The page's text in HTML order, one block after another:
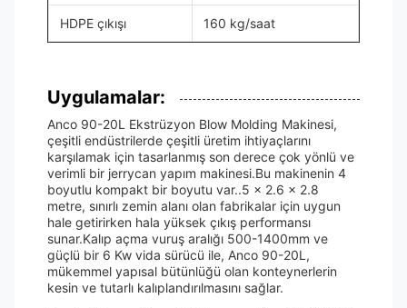
HDPE çıkışı 160 kg/saat
Uygulamalar:
Anco 90-20L Ekstrüzyon Blow Molding Makinesi,
çeşitli endüstrilerde çeşitli üretim ihtiyaçlarını
karşılamak için tasarlanmış son derece çok yönlü ve
verimli bir jerrycan yapım makinesi.Bu makinenin 4
boyutlu kompakt bir boyutu var..5 x 2.6 x 2.8
metre, sınırlı zemin alanı olan fabrikalar için uygun
hale getirirken hala yüksek çıkış performansı
sunar.Kalıp açma vuruş aralığı 500-1400mm ve
güçlü bir 6 Kw vida sürücü ile, Anco 90-20L,
mükemmel yapısal bütünlüğü olan konteynerlerin
kesin ve tutarlı kalıplandırılmasını sağlar.